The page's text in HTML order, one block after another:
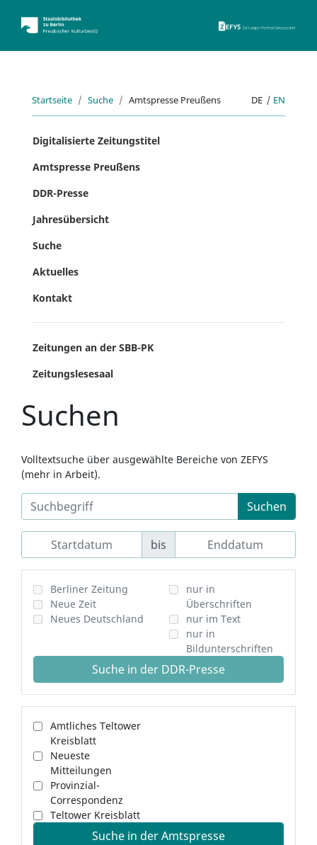
Startseite Suche Amtspresse Preußens DE | EN
Digitalisierte Zeitungstitel
Amtspresse Preußens
DDR-Presse
Jahresübersicht
Suche
Aktuelles
Kontakt
Zeitungen an der SBB-PK
Zeitungslesesaal
Suchen
Volltextsuche über ausgewählte Bereiche von ZEFYS
(mehr in Arbeit).
Suchen
bis
Berliner Zeitung
Neue Zeit
Neues Deutschland
nur in
Überschriften
nur im Text
nur in
Bildunterschriften
Suche in der DDR-Presse
Amtliches Teltower
Kreisblatt
Neueste
Mitteilungen
Provinzial-
Correspondenz
Teltower Kreisblatt
Suche in der Amtspresse